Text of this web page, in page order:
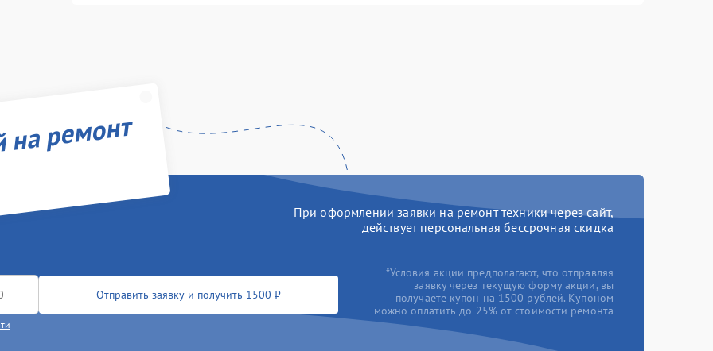
ремонт
При оформлении заявки на ремонт техники через сайт,
действует персональная бессрочная скидка
Отправить заявку и получить 1500 ₽
*Условия акции предполагают, что отправляя
заявку через текущую форму акции, вы
получаете купон на 1500 рублей. Купоном
можно оплатить до 25% от стоимости ремонта